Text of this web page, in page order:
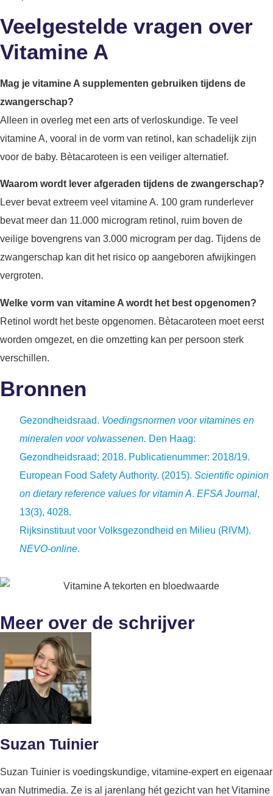
Veelgestelde vragen over
Vitamine A
Mag je vitamine A supplementen gebruiken tijdens de
zwangerschap?
Alleen in overleg met een arts of verloskundige. Te veel
vitamine A, vooral in de vorm van retinol, kan schadelijk zijn
voor de baby. Bètacaroteen is een veiliger alternatief.
Waarom wordt lever afgeraden tijdens de zwangerschap?
Lever bevat extreem veel vitamine A. 100 gram runderlever
bevat meer dan 11.000 microgram retinol, ruim boven de
veilige bovengrens van 3.000 microgram per dag. Tijdens de
zwangerschap kan dit het risico op aangeboren afwijkingen
vergroten.
Welke vorm van vitamine A wordt het best opgenomen?
Retinol wordt het beste opgenomen. Bètacaroteen moet eerst
worden omgezet, en die omzetting kan per persoon sterk
verschillen.
Bronnen
Gezondheidsraad. Voedingsnormen voor vitamines en
mineralen voor volwassenen. Den Haag:
Gezondheidsraad; 2018. Publicatienummer: 2018/19.
European Food Safety Authority. (2015). Scientific opinion
on dietary reference values for vitamin A. EFSA Journal,
13(3), 4028.
Rijksinstituut voor Volksgezondheid en Milieu (RIVM).
NEVO-online.
Meer over de schrijver
Suzan Tuinier
Suzan Tuinier is voedingskundige, vitamine-expert en eigenaar
van Nutrimedia. Ze is al jarenlang hét gezicht van het Vitamine